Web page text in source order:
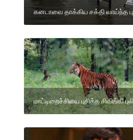
கனடாவை தாக்கிய சக்தி வாய்ந்த
மாட்டிறைச்சியை புசித்த சிவிங்கி